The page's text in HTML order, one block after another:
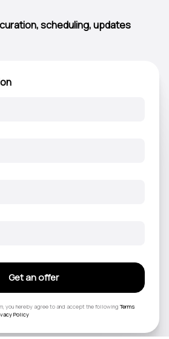
scheduling, updates
Get an offer
you hereby agree to and accept the followingTerms
Policy